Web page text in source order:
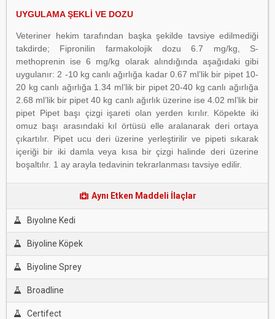
UYGULAMA ŞEKLİ VE DOZU
Veteriner hekim tarafından başka şekilde tavsiye edilmediği
takdirde; Fipronilin farmakolojik dozu 6.7 mg/kg, S-
methoprenin ise 6 mg/kg olarak alındığında aşağıdaki gibi
uygulanır: 2 -10 kg canlı ağırlığa kadar 0.67 ml’lik bir pipet 10-
20 kg canlı ağırlığa 1.34 ml’lik bir pipet 20-40 kg canlı ağırlığa
2.68 ml’lik bir pipet 40 kg canlı ağırlık üzerine ise 4.02 ml’lik bir
pipet Pipet başı çizgi işareti olan yerden kırılır. Köpekte iki
omuz başı arasındaki kıl örtüsü elle aralanarak deri ortaya
çıkartılır. Pipet ucu deri üzerine yerleştirilir ve pipeti sıkarak
içeriği bir iki damla veya kısa bir çizgi halinde deri üzerine
boşaltılır. 1 ay arayla tedavinin tekrarlanması tavsiye edilir.
Aynı Etken Maddeli İlaçlar
Bıyolıne Kedi
Biyoline Köpek
Biyoline Sprey
Broadline
Certifect